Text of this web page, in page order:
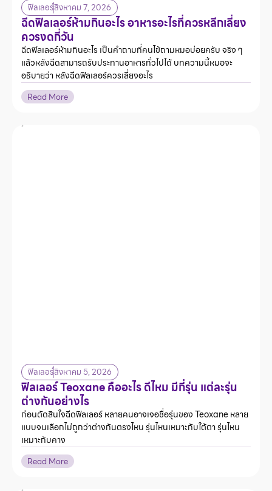
ฟิลเลอร์สิงหาคม 7, 2026
ฉีดฟิลเลอร์ห้ามกินอะไร อาหารอะไรที่ควรหลีกเลี่ยง
ควรงดกี่วัน
ฉีดฟิลเลอร์ห้ามกินอะไร เป็นคำถามที่คนไข้ถามหมอบ่อยครับ จริง ๆ
แล้วหลังฉีดสามารถรับประทานอาหารทั่วไปได้ บทความนี้หมอจะ
อธิบายว่า หลังฉีดฟิลเลอร์ควรเลี่ยงอะไร
Read More
ฟิลเลอร์สิงหาคม 5, 2026
ฟิลเลอร์ Teoxane คืออะไร ดีไหม มีกี่รุ่น แต่ละรุ่น
ต่างกันอย่างไร
ก่อนตัดสินใจฉีดฟิลเลอร์ หลายคนอาจเจอชื่อรุ่นของ Teoxane หลาย
แบบจนเลือกไม่ถูกว่าต่างกันตรงไหน รุ่นไหนเหมาะกับใต้ตา รุ่นไหน
เหมาะกับคาง
Read More